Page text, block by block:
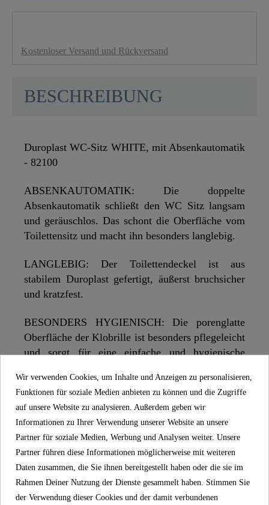
Kostenloser Versand und Rückversand
BESCHREIBUNG
Duroplast WC-Sitz WHITE, mit Absenkautomatik
- 82100
ABSENKAUTOMATIK: Die doppelte
Absenkautomatik schließt den WC Sitz langsam
und geräuschlos. Das schont die Oberfläche vom
Toilettensitz und macht ihn besonders langlebig.
LANGLEBIG: Der Toilettendeckel ist aus
stabilem Duroplast gefertigt, äußerst bruchsicher
und kratzfest.
BESONDERS HYGIENISCH: Die porenglatte
Oberfläche der Klobrille ist besonders pflegeleicht
und sorgt für eine einfache und hygienische
UNIVERSALE FORM: Dank universellem
Standardmaß und O-Form passt der WC-Sitz auf
handelsübliche Hänge- und Stand WC-Becken
(Details zu der Bemaßung in technischer
Zeichnung).
EINFACHE MONTAGE: Vollständiges
Befestigungsmaterial und eine mehrsprachige
Wir verwenden Cookies, um Inhalte und Anzeigen zu personalisieren,
Funktionen für soziale Medien anbieten zu können und die Zugriffe
auf unsere Website zu analysieren. Außerdem geben wir
Informationen zu Ihrer Verwendung unserer Website an unsere
Partner für soziale Medien, Werbung und Analysen weiter. Unsere
Partner führen diese Informationen möglicherweise mit weiteren
Daten zusammen, die Sie ihnen bereitgestellt haben oder die sie im
Rahmen Deiner Nutzung der Dienste gesammelt haben. Stimmen Sie
der Verwendung dieser Cookies und der damit verbundenen